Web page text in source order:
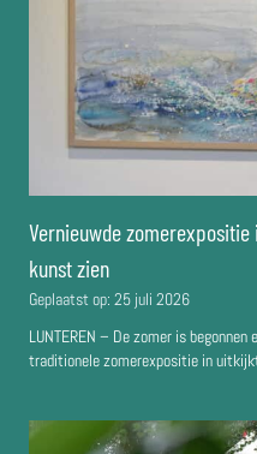
Vernieuwde
kunst zien
Geplaatst op: 25 juli 2026
LUNTEREN – De zomer is
traditionele zomerexpositie in